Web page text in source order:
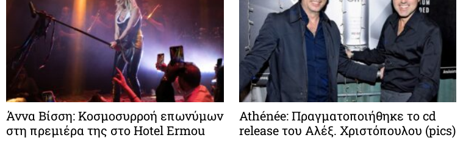
Άννα Βίσση: Κοσμοσυρροή επωνύμων
στη πρεμιέρα της στο Hotel Ermou
Athénée: Πραγματοποιήθηκε το cd
release του Αλέξ. Χριστόπουλου (pics)